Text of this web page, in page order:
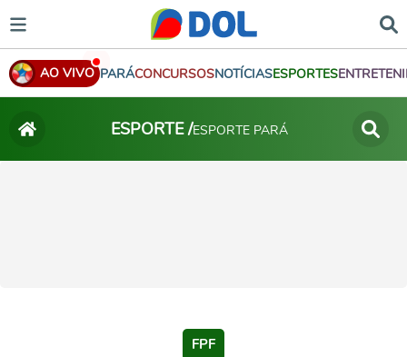
AO VIVO PARÁCONCURSOSNOTÍCIASESPORTES
ESPORTE /ESPORTE PARÁ
FPF